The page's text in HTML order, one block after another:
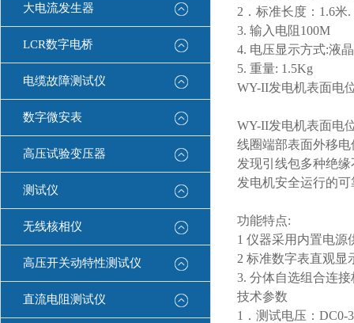
大电流发生器
LCR数字电桥
电缆故障测试仪
数字微安表
高压试验变压器
测试仪
无线核相仪
高压开关动特性测试仪
直流电阻测试仪
2．标准长度：1.6米.
3. 输入电阻100M
4. 电压显示方式:液
5. 重量: 1.5Kg
WY-II发电机表面电
WY-II发电机表面电
线圈端部表面外移
发现引线包多种绝
发电机安全运行的可
功能特点:
1 仪器采用内置电源
2 标准数字表直观显
3. 分体自选组合连
技术参数
1．测试电压：DC0-